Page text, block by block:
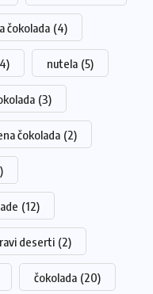
čokolada (4)
nutela (5)
(3)
čokolada (2)
(12)
deserti (2)
čokolada (20)